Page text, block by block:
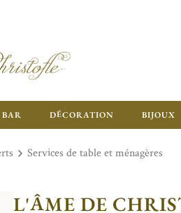
BAR DÉCORATION BIJOUX
Services de table et ménagères
L'ÂME DE